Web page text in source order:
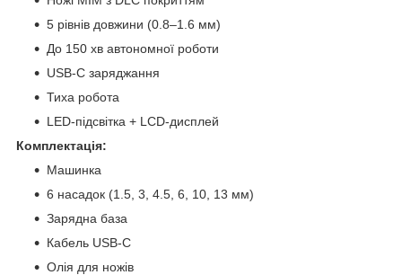
5 рівнів довжини (0.8–1.6 мм)
До 150 хв автономної роботи
USB-C заряджання
Тиха робота
LED-підсвітка + LCD-дисплей
Комплектація:
Машинка
6 насадок (1.5, 3, 4.5, 6, 10, 13 мм)
Зарядна база
Кабель USB-C
Олія для ножів